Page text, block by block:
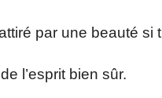
par une beauté si
l’esprit bien sûr.